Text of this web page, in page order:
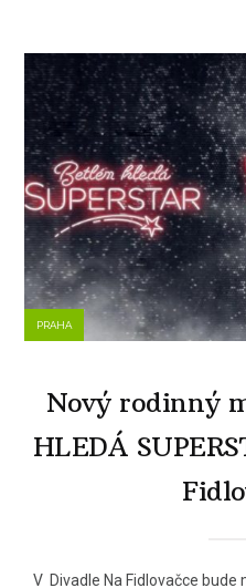
PRAHA
Nový rodinný
HLEDÁ
V Divadle Na Fidlovačce